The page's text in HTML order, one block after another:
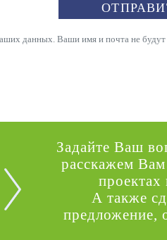
данных. Ваши имя и почта не будут
Задайте Ваш
расскажем
проектах
А также
предложение,